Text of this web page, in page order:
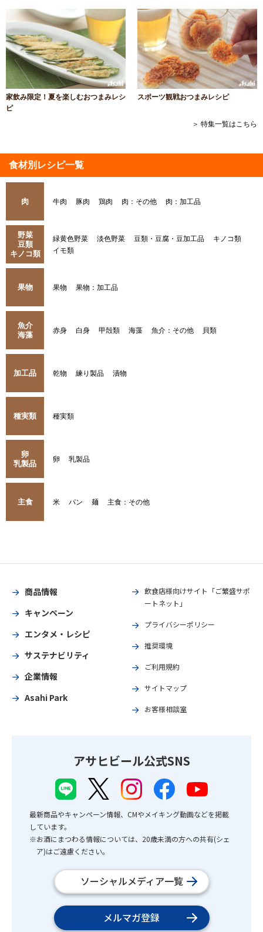
家飲み限定！夏を楽しむおつまみレシ
ピ
スポーツ観戦おつまみレシピ
＞ 特集一覧はこちら
食材別レシピ一覧
肉 牛肉 豚肉 鶏肉 肉：その他 肉：加工品
野菜
豆類
キノコ類
緑黄色野菜 淡色野菜 豆類・豆腐・豆加工品
キノコ類
イモ類
果物 果物 果物：加工品
魚介
海藻
赤身 白身 甲殻類 海藻 魚介：その他 貝類
加工品 乾物 練り製品 漬物
種実類 種実類
卵
乳製品
卵 乳製品
主食 米 パン 麺 主食：その他
商品情報
キャンペーン
エンタメ・レシピ
サステナビリティ
企業情報
Asahi Park
飲食店様向けサイト「ご繁盛サポ
ートネット」
プライバシーポリシー
推奨環境
ご利用規約
サイトマップ
お客様相談室
アサヒビール公式SNS
最新商品やキャンペーン情報、CMやメイキング動画などを掲載
しています。
※お酒にまつわる情報については、20歳未満の方への共有(シェ
ア)はご遠慮ください。
ソーシャルメディア一覧
メルマガ登録